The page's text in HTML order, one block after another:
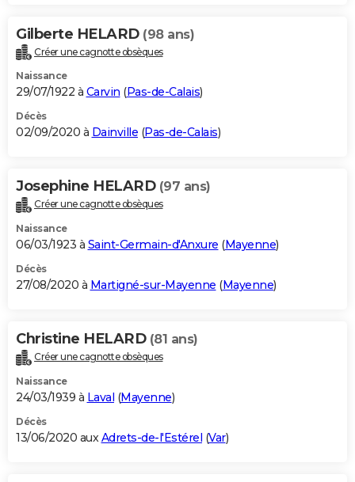
Gilberte HELARD (98 ans)
Créer une cagnotte obsèques
Naissance
29/07/1922 à Carvin (Pas-de-Calais)
Décès
02/09/2020 à Dainville (Pas-de-Calais)
Josephine HELARD (97 ans)
Créer une cagnotte obsèques
Naissance
06/03/1923 à Saint-Germain-d'Anxure (Mayenne)
Décès
27/08/2020 à Martigné-sur-Mayenne (Mayenne)
Christine HELARD (81 ans)
Créer une cagnotte obsèques
Naissance
24/03/1939 à Laval (Mayenne)
Décès
13/06/2020 auxAdrets-de-l'Estérel (Var)